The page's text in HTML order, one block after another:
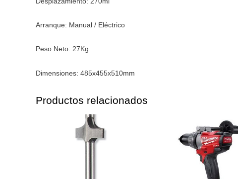
Arranque: Manual / Eléctrico
Peso Neto: 27Kg
Dimensiones: 485x455x510mm
Productos relacionados